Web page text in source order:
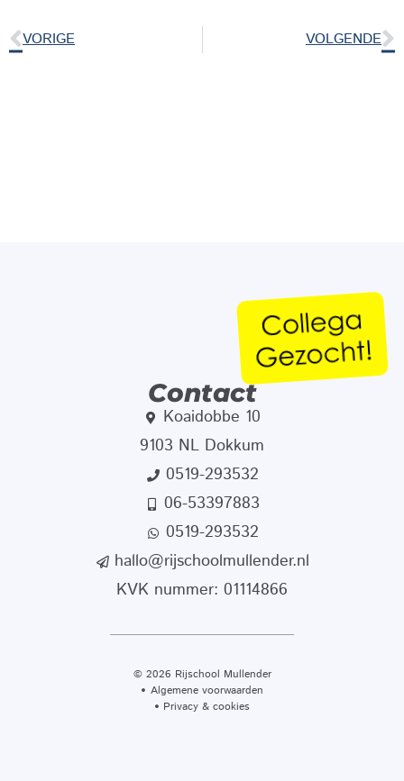
VORIGE VOLGENDE
Contact
Koaidobbe 10
9103 NL Dokkum
0519-293532
06-53397883
0519-293532
hallo@rijschoolmullender.nl
KVK nummer: 01114866
© 2026 Rijschool Mullender
Algemene voorwaarden
Privacy & cookies